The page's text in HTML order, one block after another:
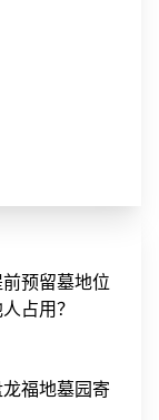
预留墓地位
占用？
福地墓园寄